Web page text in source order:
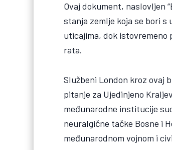
Ovaj dokument, naslovljen
stanja zemlje koja se bori
uticajima, dok
rata.
Službeni London kroz ovaj
pitanje za Ujedinjeno
međunarodne institucije
neuralgične tačke Bosne i
međunarodnom vojnom i